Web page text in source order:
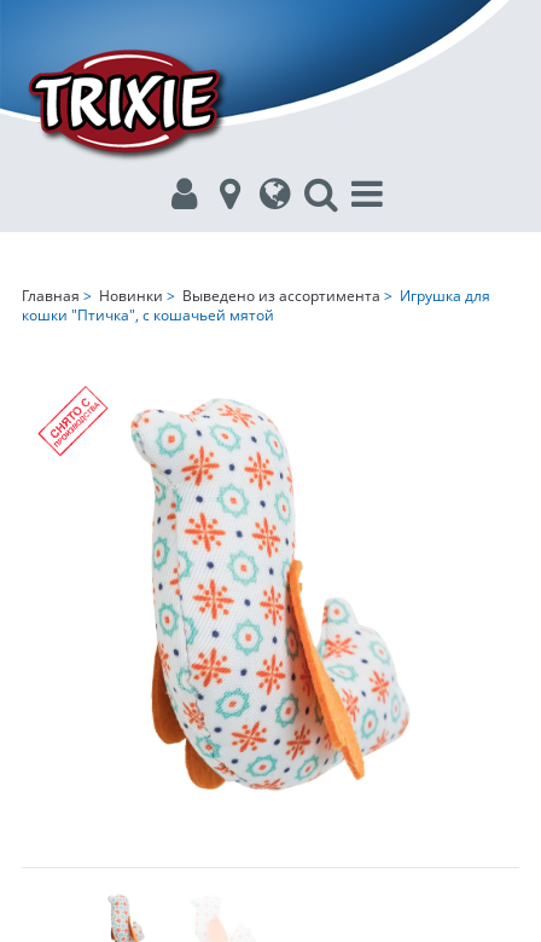
Главная > Новинки > Выведено из ассортимента > Игрушка для
кошки "Птичка", с кошачьей мятой